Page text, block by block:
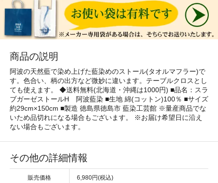
商品の説明
阿波の天然藍で染め上げた藍染めのストール(タオルマフラー)で
す。色合い、柄の出方など微妙に違います。テーブルクロスとし
ても使えます。 ◆送料無料(北海道・沖縄は1000円) ■品名：スラ
ブガーゼストールH 阿波藍染 ■生地 綿(コットン)100％ ■サイズ
約29cm×150cm ■製造 徳島県徳島市 藍染工芸館 ※量産商品でな
いため品切れになる場合もございます。 ※お届け希望日に沿え
ない場合もございます。
その他の詳細情報
販売価格 6,980円(税込)